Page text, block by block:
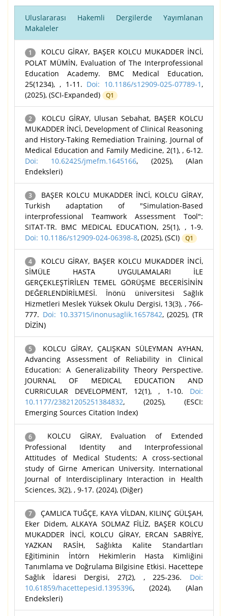
Uluslararası Hakemli Dergilerde Yayımlanan
Makaleler
1
KOLCU GİRAY, BAŞER KOLCU MUKADDER İNCİ,
POLAT MÜMİN, Evaluation of The Interprofessional
Education Academy. BMC Medical Education,
25(1234), , 1-11. Doi: 10.1186/s12909-025-07789-1 ,
(2025), (SCI-Expanded)
Q1
2
KOLCU GİRAY, Ulusan Sebahat, BAŞER KOLCU
MUKADDER İNCİ, Development of Clinical Reasoning
and History-Taking Remediation Training. Journal of
Medical Education and Family Medicine, 2(1), , 6-12.
Doi: 10.62425/jmefm.1645166, (2025), (Alan
Endeksleri)
3
BAŞER KOLCU MUKADDER İNCİ, KOLCU GİRAY,
Turkish adaptation of "Simulation-Based
interprofessional Teamwork Assessment Tool":
SITAT-TR. BMC MEDICAL EDUCATION, 25(1), , 1-9.
Doi: 10.1186/s12909-024-06398-8, (2025), (SCI) Q1
4
KOLCU GİRAY, BAŞER KOLCU MUKADDER İNCİ,
SİMÜLE HASTA UYGULAMALARI İLE
GERÇEKLEŞTİRİLEN TEMEL GÖRÜŞME BECERİSİNİN
DEĞERLENDİRİLMESİ. İnönü üniversitesi Sağlık
Hizmetleri Meslek Yüksek Okulu Dergisi, 13(3), , 766-
777. Doi: 10.33715/inonusaglik.1657842, (2025), (TR
DİZİN)
5
KOLCU GİRAY, ÇALIŞKAN SÜLEYMAN AYHAN,
Advancing Assessment of Reliability in Clinical
Education: A Generalizability Theory Perspective.
JOURNAL OF MEDICAL EDUCATION AND
CURRICULAR DEVELOPMENT, 12(1), , 1-10. Doi:
10.1177/23821205251384832, (2025), (ESCI:
Emerging Sources Citation Index)
6
KOLCU GİRAY, Evaluation of Extended
Professional Identity and Interprofessional
Attitudes of Medical Students; A cross-sectional
study of Girne American University. International
Journal of Interdisciplinary Interaction in Health
Sciences, 3(2), , 9-17. (2024), (Diğer)
7
ÇAMLICA TUĞÇE, KAYA VİLDAN, KILINÇ GÜLŞAH,
Eker Didem, ALKAYA SOLMAZ FİLİZ, BAŞER KOLCU
MUKADDER İNCİ, KOLCU GİRAY, ERCAN SABRİYE,
YAZKAN RASİH, Sağlıkta Kalite Standartları
Eğitiminin İntörn Hekimlerin Hasta Kimliğini
Tanımlama ve Doğrulama Bilgisine Etkisi. Hacettepe
Sağlık İdaresi Dergisi, 27(2), , 225-236. Doi:
10.61859/hacettepesid.1395396, (2024), (Alan
Endeksleri)